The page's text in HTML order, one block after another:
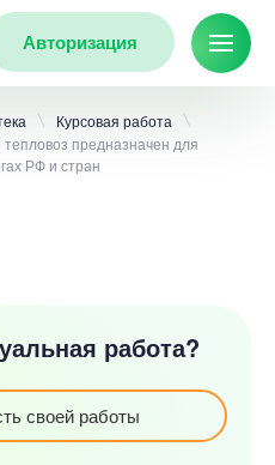
Авторизация
Курсовая работа
предназначен для
РФ и стран
работа?
своей работы